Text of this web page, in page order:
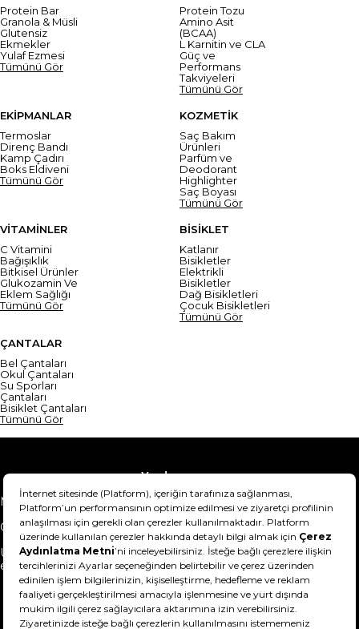
Protein Bar
Granola & Müsli
Glutensiz
Ekmekler
Yulaf Ezmesi
Tümünü Gör
Protein Tozu
Amino Asit
(BCAA)
L Karnitin ve CLA
Güç ve
Performans
Takviyeleri
Tümünü Gör
EKİPMANLAR
Termoslar
Direnç Bandı
Kamp Çadırı
Boks Eldiveni
Tümünü Gör
KOZMETİK
Saç Bakım
Ürünleri
Parfüm ve
Deodorant
Highlighter
Saç Boyası
Tümünü Gör
VİTAMİNLER
C Vitamini
Bağışıklık
Bitkisel Ürünler
Glukozamin Ve
Eklem Sağlığı
Tümünü Gör
BİSİKLET
Katlanır
Bisikletler
Elektrikli
Bisikletler
Dağ Bisikletleri
Çocuk Bisikletleri
Tümünü Gör
ÇANTALAR
Bel Çantaları
Okul Çantaları
Su Sporları
Çantaları
Bisiklet Çantaları
Tümünü Gör
Yardım
Mesafeli Satış Sözleşmesi
Teslimat Bilgisi
Gizlilik Sözleşmesi
Şartlar & Koşullar
Ürünümü nasıl iade
edebilirim?
Hakkımızda